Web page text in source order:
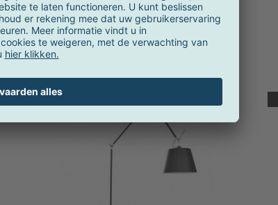
2-4 weken
vanaf 990,00 € OVP
Actie